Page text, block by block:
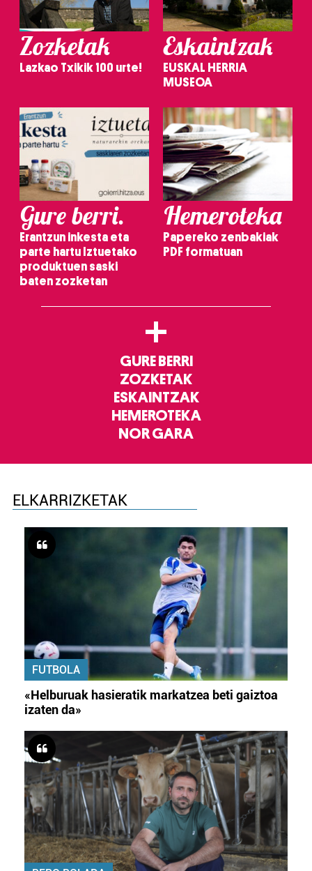
Zozketak
Lazkao Txikik 100 urte!
Eskaintzak
EUSKAL HERRIA
MUSEOA
Gure berri.
Erantzun inkesta eta
parte hartu Iztuetako
produktuen saski
baten zozketan
Hemeroteka
Papereko zenbakiak
PDF formatuan
+
GURE BERRI
ZOZKETAK
ESKAINTZAK
HEMEROTEKA
NOR GARA
ELKARRIZKETAK
FUTBOLA
«Helburuak hasieratik markatzea beti gaiztoa
izaten da»